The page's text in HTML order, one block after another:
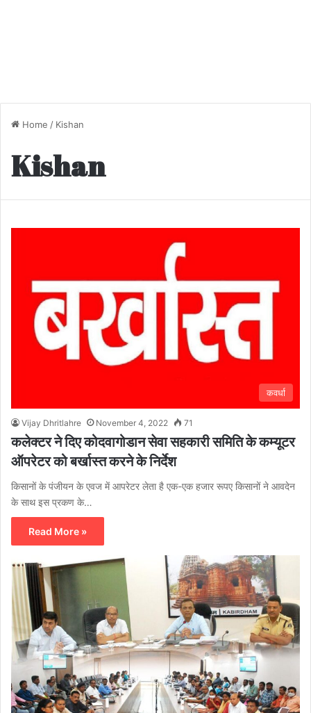
Home / Kishan
Kishan
कवर्धा
Vijay Dhritlahre November 4, 2022 71
कलेक्टर ने दिए कोदवागोडान सेवा सहकारी समिति के कम्यूटर
ऑपरेटर को बर्खास्त करने के निर्देश
किसानों के पंजीयन के एवज में आपरेटर लेता है एक-एक हजार रूपए किसानों ने आवदेन
के साथ इस प्रकण के…
Read More »